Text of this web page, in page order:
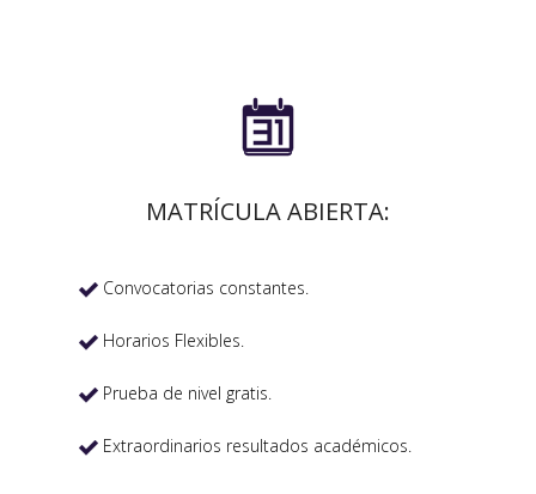

MATRÍCULA ABIERTA:
 Convocatorias constantes.
 Horarios Flexibles.
 Prueba de nivel gratis.
 Extraordinarios resultados académicos.